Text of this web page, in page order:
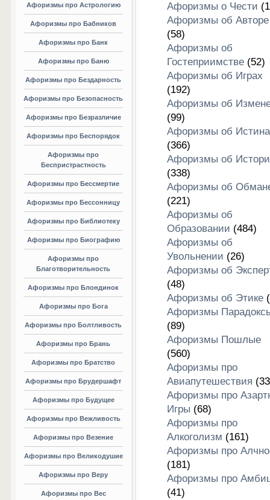
Афоризмы про Астрологию
Афоризмы про Бабников
Афоризмы про Банк
Афоризмы про Баню
Афоризмы про Бездарность
Афоризмы про Безопасность
Афоризмы про Безразличие
Афоризмы про Беспорядок
Афоризмы про
Беспристрастность
Афоризмы про Бессмертие
Афоризмы про Бессонницу
Афоризмы про Библиотеку
Афоризмы про Биографию
Афоризмы про
Благотворительность
Афоризмы про Блондинок
Афоризмы про Бога
Афоризмы про Болтливость
Афоризмы про Брань
Афоризмы про Братство
Афоризмы про Брудершафт
Афоризмы про Будущее
Афоризмы про Вежливость
Афоризмы про Везение
Афоризмы про Великодушие
Афоризмы про Веру
Афоризмы про Вес
Афоризмы о Чести
Афоризмы об Авторе
(58)
Афоризмы об
Гостеприимстве(52)
Афоризмы об Играх
(192)
Афоризмы об
(99)
Афоризмы об
(366)
Афоризмы об
(338)
Афоризмы об
(221)
Афоризмы об
Образовании (484)
Афоризмы об
Увольнении (26)
Афоризмы об
(48)
Афоризмы об Этике
Афоризмы
(89)
Афоризмы Пошлые
(560)
Афоризмы про
Авиапутешествия
Афоризмы про
Игры (68)
Афоризмы про
Алкоголизм (161)
Афоризмы про
(181)
Афоризмы про
(41)